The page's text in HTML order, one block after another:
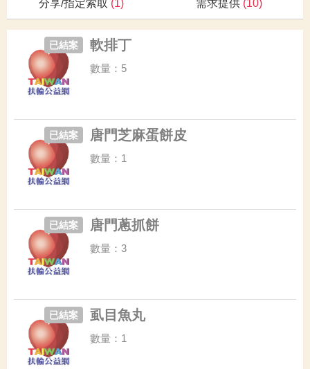
分享/指定索取 (1) 需求提供 (10)
軟排丁
已結案
數量：5
唐門芝麻蛋餅皮
已結案
數量：1
唐門蔥抓餅
已結案
數量：3
虱目魚丸
已結案
數量：1